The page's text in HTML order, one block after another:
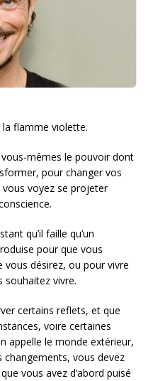
la flamme violette.
mêmes le pouvoir dont
pour changer vos
voyez se projeter
qu’il faille qu’un
pour que vous
vous désirez, ou pour vivre
souhaitez vivre.
certains reflets, et que
voire certaines
appelle le monde extérieur,
vous devez
vous avez d’abord puisé